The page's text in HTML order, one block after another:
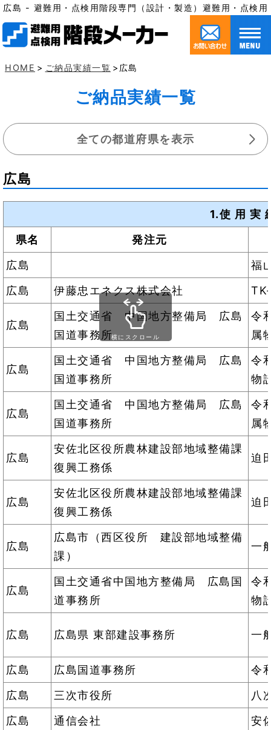
広島 - 避難用・点検用階段専門（設計・製造）避難用・点検
HOME > ご納品実績一覧 >広島
ご納品実績一覧
全ての都道府県を表示
広島
1.使 用 実
県名
発注元
広島
福
広島
伊藤忠エネクス株式会社
広島
国土交通省 中国地方整備局 広島
国道事務所
令
属
広島
国土交通省 中国地方整備局 広島
国道事務所
令
物
広島
国土交通省 中国地方整備局 広島
国道事務所
令
属
広島
安佐北区役所農林建設部地域整備課
復興工務係
迫
広島
安佐北区役所農林建設部地域整備課
復興工務係
迫
広島
広島市（西区役所 建設部地域整備
課）
一
広島
国土交通省中国地方整備局 広島国
道事務所
令
物
広島 広島県 東部建設事務所 一
広島 広島国道事務所
令
広島
三次市役所
八
広島
通信会社
安
横にスクロール